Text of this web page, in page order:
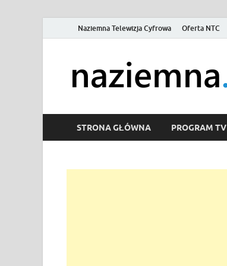
Naziemna Telewizja Cyfrowa Oferta NTC
STRONA GŁÓWNA PROGRAM TV